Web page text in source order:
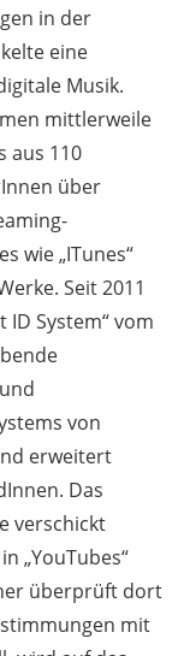
in der
eine
Musik.
mittlerweile
aus 110
über
wie „ITunes“
Seit 2011
System“ vom
von
erweitert
Das
verschickt
„YouTubes“
überprüft dort
mit